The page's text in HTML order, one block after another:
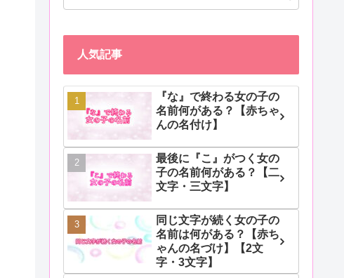
人気記事
『な』で終わる女の子の
名前何がある？【赤ちゃ
んの名付け】
最後に『こ』がつく女の
子の名前何がある？【二
文字・三文字】
同じ文字が続く女の子の
名前は何がある？【赤ち
ゃんの名づけ】【2文
字・3文字】